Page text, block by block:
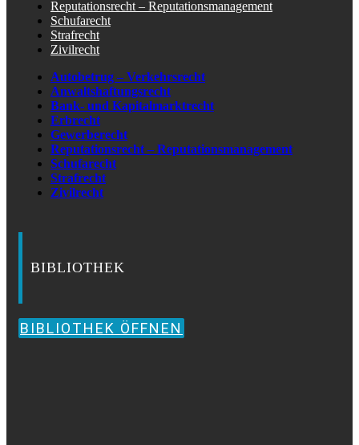
Reputationsrecht – Reputationsmanagement
Schufarecht
Strafrecht
Zivilrecht
Autobetrug – Verkehrsrecht
Anwaltshaftungsrecht
Bank- und Kapitalmarktrecht
Erbrecht
Gewerberecht
Reputationsrecht – Reputationsmanagement
Schufarecht
Strafrecht
Zivilrecht
BIBLIOTHEK
BIBLIOTHEK ÖFFNEN